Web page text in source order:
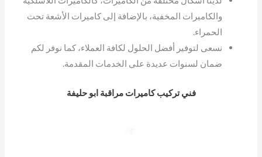
والكاميرات المخفية، بالإضافة إلى كاميرات الأشعة تحت
الحمراء.
نسعى لتوفير أفضل الحلول لكافة العملاء، كما نوفر لكم
ضمان لسنوات عديدة على الخدمات المقدمة.
فني تركيب كاميرات مراقبة ابو حليفة